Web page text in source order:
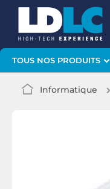
TOUS NOS PRODUITS
Informatique